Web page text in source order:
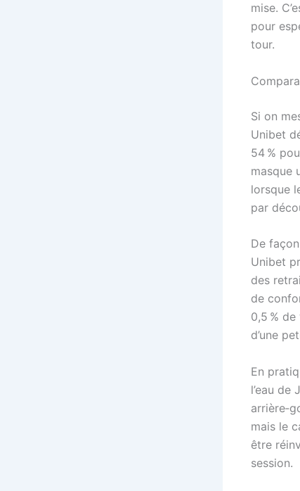
mise.
pour
tour.
Si on
Unibet
54 %
masque
lorsque
par
De
Unibet
des
de
0,5 %
d’une
En
l’eau de
mais le
être
session.